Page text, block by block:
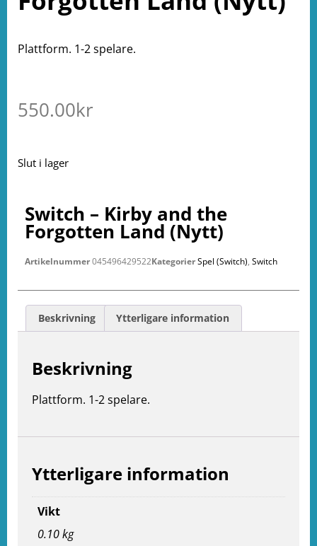
Plattform. 1-2 spelare.
550.00kr
Slut i lager
Switch – Kirby and the
Forgotten Land (Nytt)
Artikelnummer045496429522KategorierSpel (Switch), Switch
Beskrivning Ytterligare information
Beskrivning
Plattform. 1-2 spelare.
Ytterligare information
Vikt
0.10 kg